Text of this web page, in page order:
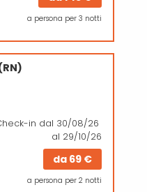
a persona per 3 notti
in dal 30/08/26
al 29/10/26
da 69 €
a persona per 2 notti